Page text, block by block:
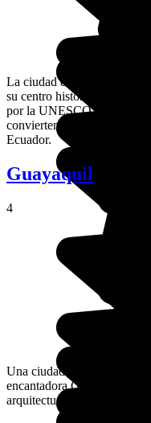
La ciudad de Quito está
su centro histórico colonial,
por la UNESCO, la capital
convierten a esta ciudad en
Ecuador.
Guayaquil
4
Una ciudad portuaria de
encantadora Guayaquil.
arquitectura se combinan